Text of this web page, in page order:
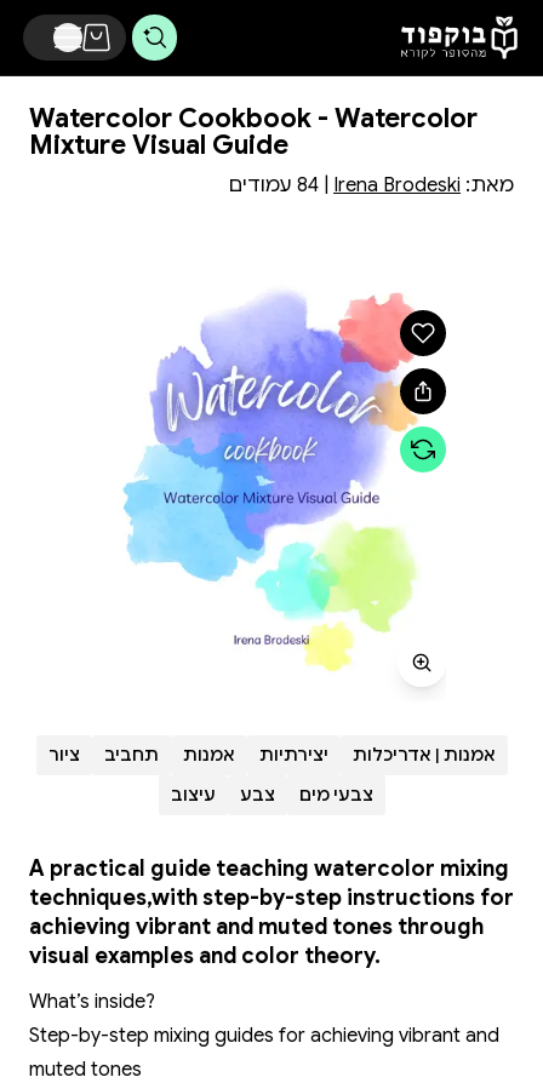
דלג לתוכן הראשי
Watercolor Cookbook - Watercolor
Mixture Visual Guide
מאת: Irena Brodeski
אמנות | אדריכלות יצירתיות אמנות תחביב
ציור
צבעי מים
צבע עיצוב
A practical guide teaching watercolor mixing
techniques,with step-by-step instructions for
achieving vibrant and muted tones through
visual examples and color theory.
What’s inside?
Step-by-step mixing guides for achieving vibrant and
muted tones